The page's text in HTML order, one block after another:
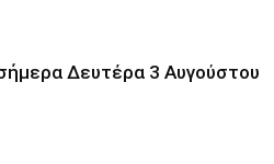
Δευτέρα 3 Αυγούστου